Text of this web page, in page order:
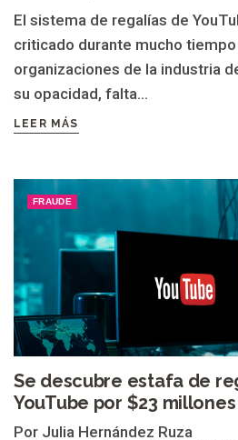
El sistema de regalías de
criticado durante mucho
organizaciones de la industria
su opacidad, falta...
LEER MÁS
FRAUDE
Se descubre estafa de
YouTube por $23 millones
Por Julia Hernández Ruza